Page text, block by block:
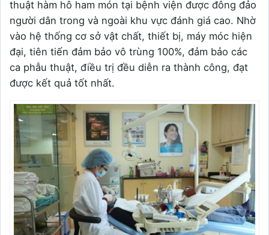
thuật hàm hô ham món tại bệnh viện được đông đảo
người dân trong và ngoài khu vực đánh giá cao. Nhờ
vào hệ thống cơ sở vật chất, thiết bị, máy móc hiện
đại, tiên tiến đảm bảo vô trùng 100%, đảm bảo các
ca phẫu thuật, điều trị đều diễn ra thành công, đạt
được kết quả tốt nhất.